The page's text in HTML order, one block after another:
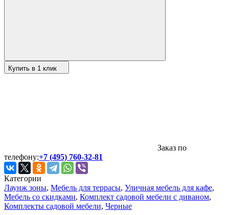
Купить в 1 клик
Заказ по
телефону:+7 (495) 760-32-81
Категории
Лаунж зоны, Мебель для террасы, Уличная мебель для кафе,
Мебель со скидками, Комплект садовой мебели с диваном,
Комплекты садовой мебели, Черные